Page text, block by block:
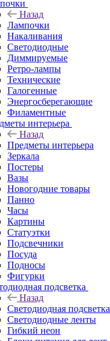
Назад
Лампочки
Накаливания
Светодиодные
Диммируемые
Ретро-лампы
Технические
Галогенные
Энергосберегающие
Филаментные
интерьера
Назад
Предметы интерьера
Зеркала
Постеры
Вазы
Новогодние товары
Панно
Часы
Картины
Статуэтки
Подсвечники
Посуда
Подносы
Фигурки
подсветка
Назад
Светодиодная подсветка
Светодиодные ленты
Гибкий неон